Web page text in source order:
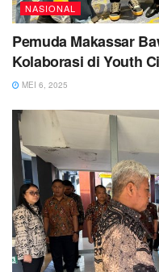
NASIONAL
Pemuda Makassar
Kolaborasi di Youth
MEI 6, 2025